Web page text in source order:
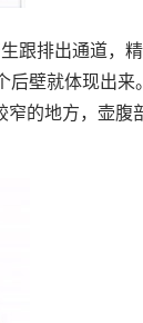
跟排出通道，
壁就体现出
的地方，壶腹